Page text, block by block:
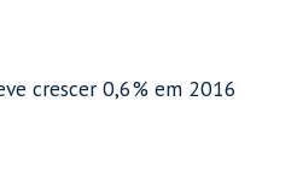
crescer 0,6% em 2016